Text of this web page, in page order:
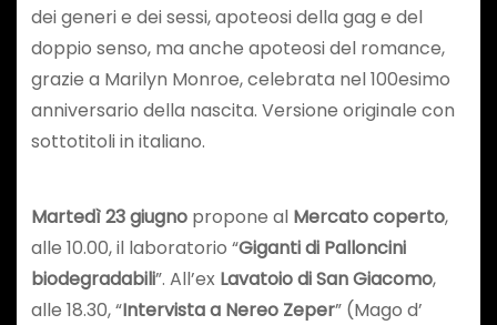
dei generi e dei sessi, apoteosi della gag e del
doppio senso, ma anche apoteosi del romance,
grazie a Marilyn Monroe, celebrata nel 100esimo
anniversario della nascita. Versione originale con
sottotitoli in italiano.
Martedì 23 giugnopropone al Mercato coperto,
alle 10.00, il laboratorio “Giganti di Palloncini
biodegradabili”. All’ex Lavatoio di San Giacomo,
alle 18.30, “Intervista a Nereo Zeper” (Mago d’